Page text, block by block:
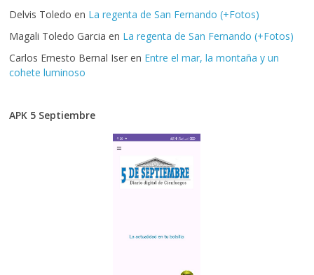
Delvis Toledo en La regenta de San Fernando (+Fotos)
Magali Toledo Garcia en La regenta de San Fernando (+Fotos)
Carlos Ernesto Bernal Iser en Entre el mar, la montaña y un
cohete luminoso
APK 5 Septiembre